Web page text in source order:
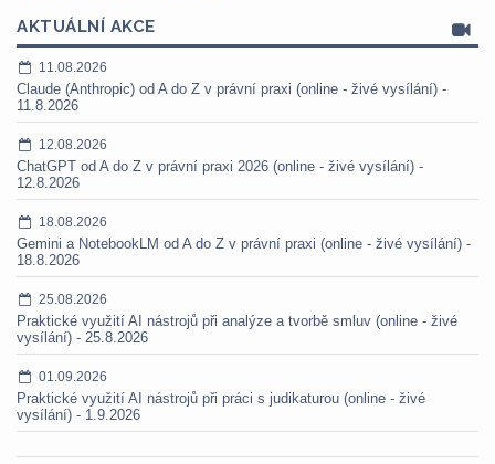
AKTUÁLNÍ AKCE
11.08.2026
Claude (Anthropic) od A do Z v právní praxi (online - živé vysílání) -
11.8.2026
12.08.2026
ChatGPT od A do Z v právní praxi 2026 (online - živé vysílání) -
12.8.2026
18.08.2026
Gemini a NotebookLM od A do Z v právní praxi (online - živé vysílání) -
18.8.2026
25.08.2026
Praktické využití AI nástrojů při analýze a tvorbě smluv (online - živé
vysílání) - 25.8.2026
01.09.2026
Praktické využití AI nástrojů při práci s judikaturou (online - živé
vysílání) - 1.9.2026